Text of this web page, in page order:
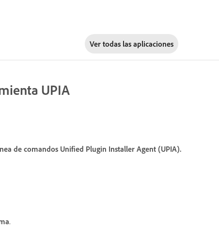
Ver todas las aplicaciones
UPIA
de comandos Unified Plugin Installer Agent (UPIA).
.